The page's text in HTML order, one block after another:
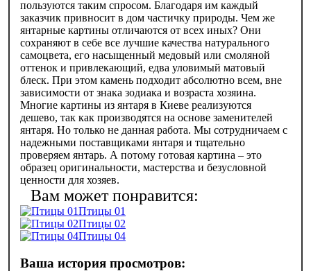
пользуются таким спросом. Благодаря им каждый
заказчик привносит в дом частичку природы. Чем же
янтарные картины отличаются от всех иных? Они
сохраняют в себе все лучшие качества натурального
самоцвета, его насыщенный медовый или смоляной
оттенок и привлекающий, едва уловимый матовый
блеск. При этом камень подходит абсолютно всем, вне
зависимости от знака зодиака и возраста хозяина.
Многие картины из янтаря в Киеве реализуются
дешево, так как производятся на основе заменителей
янтаря. Но только не данная работа. Мы сотрудничаем с
надежными поставщиками янтаря и тщательно
проверяем янтарь. А потому готовая картина – это
образец оригинальности, мастерства и безусловной
ценности для хозяев.
Птицы 01
Птицы 02
Птицы 04